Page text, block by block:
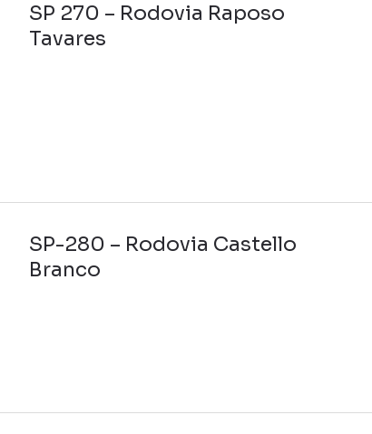
SP 270 – Rodovia Raposo
Tavares
SP-280 – Rodovia Castello
Branco